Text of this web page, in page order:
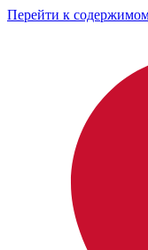
Перейти к